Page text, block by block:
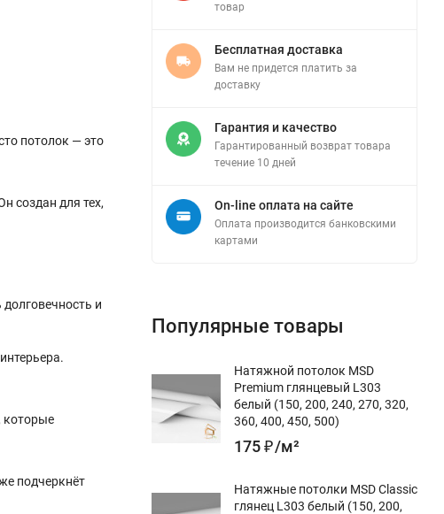
потолок — это
создан для тех,
и
которые
подчеркнёт
товар
Бесплатная доставка
Вам не придется платить за
доставку
Гарантия и качество
Гарантированный возврат товара
течение 10 дней
On-line оплата на сайте
Оплата производится банковскими
картами
Популярные товары
Натяжной потолок MSD
Premium глянцевый L303
белый (150, 200, 240, 270, 320,
360, 400, 450, 500)
175₽/м²
Натяжные потолки MSD Classic
глянец L303 белый (150, 200,